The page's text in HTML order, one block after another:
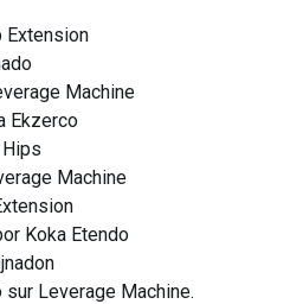
Extension
Machine
Ekzerco
Machine
Koka Etendo
Leverage Machine.